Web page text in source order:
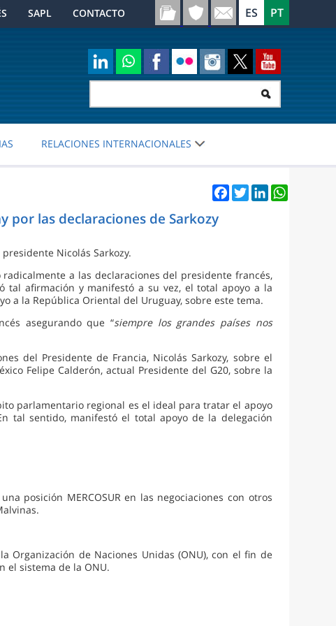
SAPL CONTACTO
RELACIONES INTERNACIONALES
Facebook
TwitterLinkedInWhatsApp
por las declaraciones de Sarkozy
Nicolás Sarkozy.
a las declaraciones del presidente francés,
tal afirmación y manifestó a su vez, el total apoyo a la
a la República Oriental del Uruguay, sobre este tema.
asegurando que “siempre los grandes países nos
del Presidente de Francia, Nicolás Sarkozy, sobre el
Felipe Calderón, actual Presidente del G20, sobre la
parlamentario regional es el ideal para tratar el apoyo
tal sentido, manifestó el total apoyo de la delegación
posición MERCOSUR en las negociaciones con otros
Organización de Naciones Unidas (ONU), con el fin de
el sistema de la ONU.